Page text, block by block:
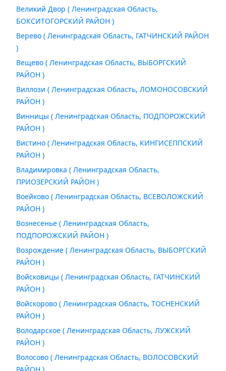
Великий Двор ( Ленинградская Область,
БОКСИТОГОРСКИЙ РАЙОН )
Верево ( Ленинградская Область, ГАТЧИНСКИЙ РАЙОН
)
Вещево ( Ленинградская Область, ВЫБОРГСКИЙ
РАЙОН )
Виллози ( Ленинградская Область, ЛОМОНОСОВСКИЙ
РАЙОН )
Винницы ( Ленинградская Область, ПОДПОРОЖСКИЙ
РАЙОН )
Вистино ( Ленинградская Область, КИНГИСЕППСКИЙ
РАЙОН )
Владимировка ( Ленинградская Область,
ПРИОЗЕРСКИЙ РАЙОН )
Воейково ( Ленинградская Область, ВСЕВОЛОЖСКИЙ
РАЙОН )
Вознесенье ( Ленинградская Область,
ПОДПОРОЖСКИЙ РАЙОН )
Возрождение ( Ленинградская Область, ВЫБОРГСКИЙ
РАЙОН )
Войсковицы ( Ленинградская Область, ГАТЧИНСКИЙ
РАЙОН )
Войскорово ( Ленинградская Область, ТОСНЕНСКИЙ
РАЙОН )
Володарское ( Ленинградская Область, ЛУЖСКИЙ
РАЙОН )
Волосово ( Ленинградская Область, ВОЛОСОВСКИЙ